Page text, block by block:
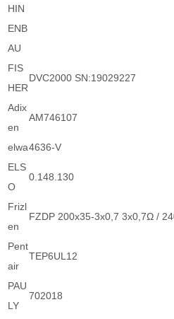
HIN
ENB
AU
FIS
HER
DVC2000 SN:19029227
Adix
en
AM746107
elwa4636-V
ELS
O
0.148.130
Frizl
en
FZDP 200x35-3x0,7 3x0,7Ω /
Pent
air
TEP6UL12
PAU
LY
702018